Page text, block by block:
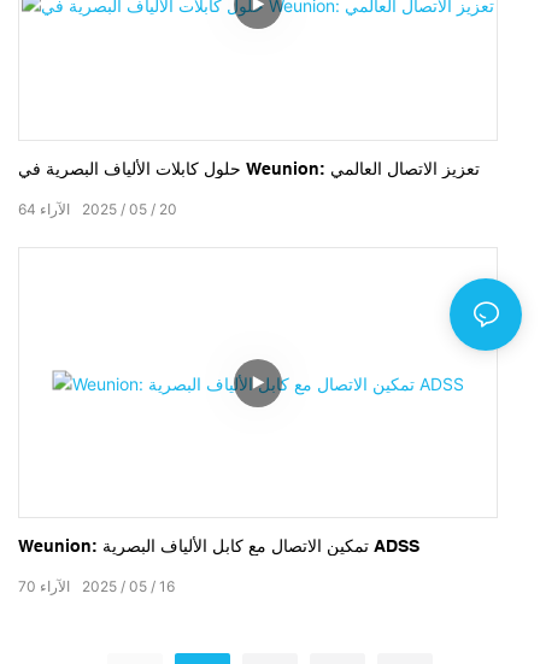
حلول كابلات الألياف البصرية في Weunion: تعزيز الاتصال العالمي
2025 05 20
64 الآراء
Weunion: تمكين الاتصال مع كابل الألياف البصرية ADSS
2025 05 16
70 الآراء